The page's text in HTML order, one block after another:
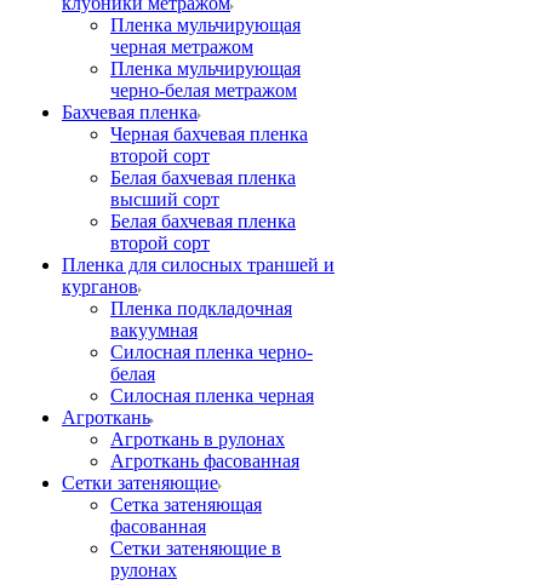
Пленка мульчирующая
черная метражом
Пленка мульчирующая
черно-белая метражом
Бахчевая пленка
Черная бахчевая пленка
второй сорт
Белая бахчевая пленка
высший сорт
Белая бахчевая пленка
второй сорт
Пленка для силосных траншей и
курганов
Пленка подкладочная
вакуумная
Силосная пленка черно-
белая
Силосная пленка черная
Агроткань
Агроткань в рулонах
Агроткань фасованная
Сетки затеняющие
Сетка затеняющая
фасованная
Сетки затеняющие в
рулонах